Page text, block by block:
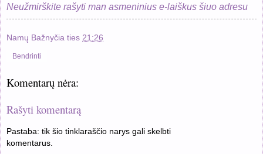
Neužmirškite rašyti man asmeninius e-laiškus šiuo adresu
Namų Bažnyčia ties 21:26
Bendrinti
Komentarų nėra:
Rašyti komentarą
Pastaba: tik šio tinklaraščio narys gali skelbti
komentarus.